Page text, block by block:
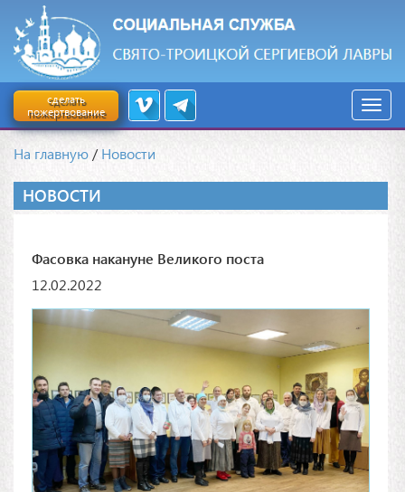
сделать
пожертвование
На главную /Новости
НОВОСТИ
Фасовка накануне Великого поста
12.02.2022